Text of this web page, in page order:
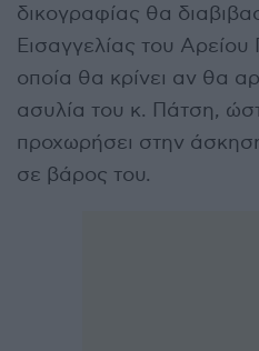
δικογραφίας θα
Εισαγγελίας του
οποία θα κρίνει αν θα
ασυλία του κ. Πάτση,
προχωρήσει στην
σε βάρος του.